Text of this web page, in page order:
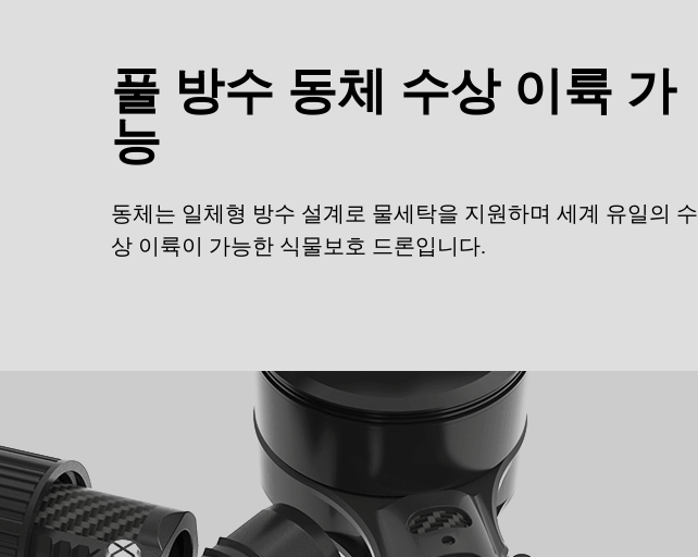
풀 방수 동체 수상 이륙 가
능
동체는 일체형 방수 설계로 물세탁을 지원하며 세계 유일의 수
상 이륙이 가능한 식물보호 드론입니다.